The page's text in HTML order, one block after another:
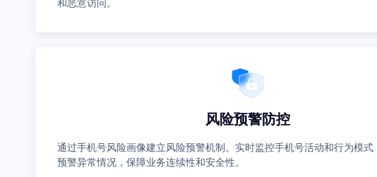
和恶意访问。
风险预警防控
通过手机号风险画像建立风险预警机制。实时监控手机号活动和行为模式
预警异常情况，保障业务连续性和安全性。